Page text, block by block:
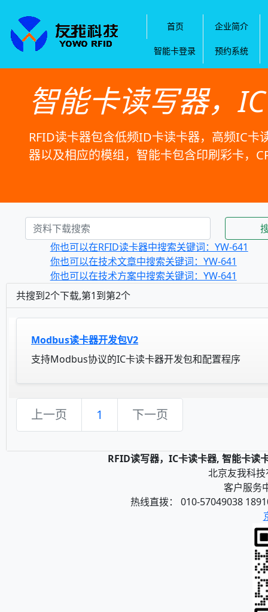
首页 企业简介
智能卡登录 预约系统
智能卡读写器，
RFID读卡器包含低频ID卡读卡器，高频IC卡
器以及相应的模组，智能卡包含印刷彩卡，
你也可以在RFID读卡器中搜索关键词：YW-641
你也可以在技术文章中搜索关键词：YW-641
你也可以在技术方案中搜索关键词：YW-641
共搜到2个下载,第1到第2个
Modbus读卡器开发包V2
支持Modbus协议的IC卡读卡器开发包和配置程序
上一页 1 下一页
RFID读写器，IC卡读卡器, 智能卡读
北京友我科
客户服务
热线直拨： 010-57049038